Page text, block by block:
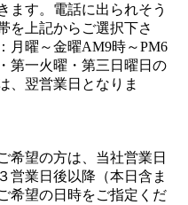
ます。電話に出られそう
を上記からご選択下さ
月曜～金曜AM9時～PM6
第一火曜・第三日曜日の
、翌営業日となりま
希望の方は、当社営業日
営業日後以降（本日含ま
希望の日時をご指定くだ